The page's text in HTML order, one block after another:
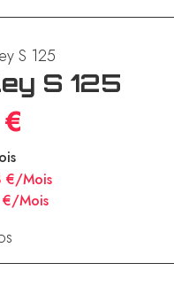
S 125
€/Mois
€/Mois